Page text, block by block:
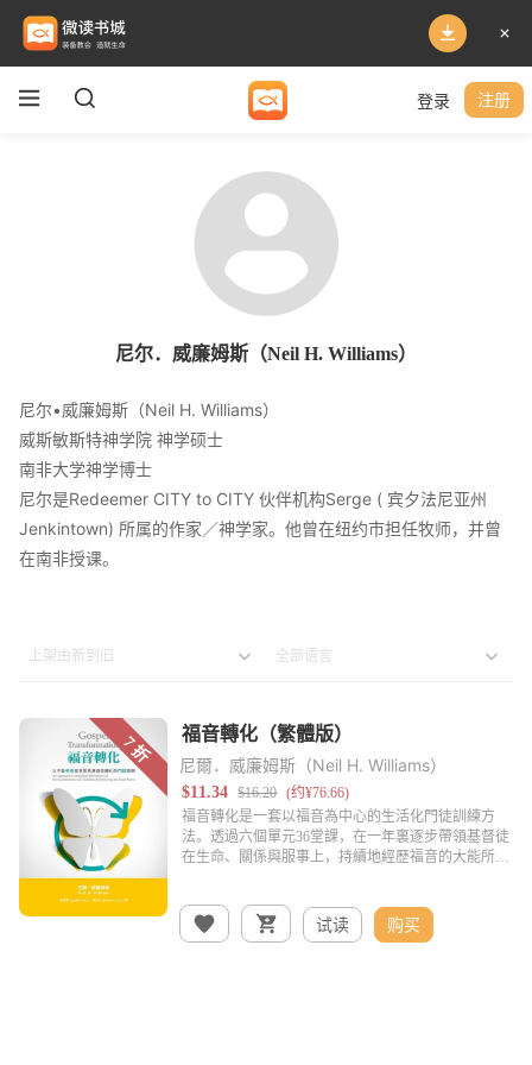
登录 注册
尼尔．威廉姆斯（Neil H. Williams）
尼尔•威廉姆斯（Neil H. Williams）
威斯敏斯特神学院 神学硕士
南非大学神学博士
尼尔是Redeemer CITY to CITY 伙伴机构Serge ( 宾夕法尼亚州
Jenkintown) 所属的作家／神学家。他曾在纽约市担任牧师，并曾
在南非授课。
尼爾．威廉姆斯（Neil H. Williams）
试读 购买